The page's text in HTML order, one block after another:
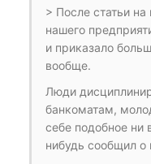
> После статьи
нашего
и приказало
вообще.
Люди
банкоматам,
себе подобное ни
нибудь сообщил